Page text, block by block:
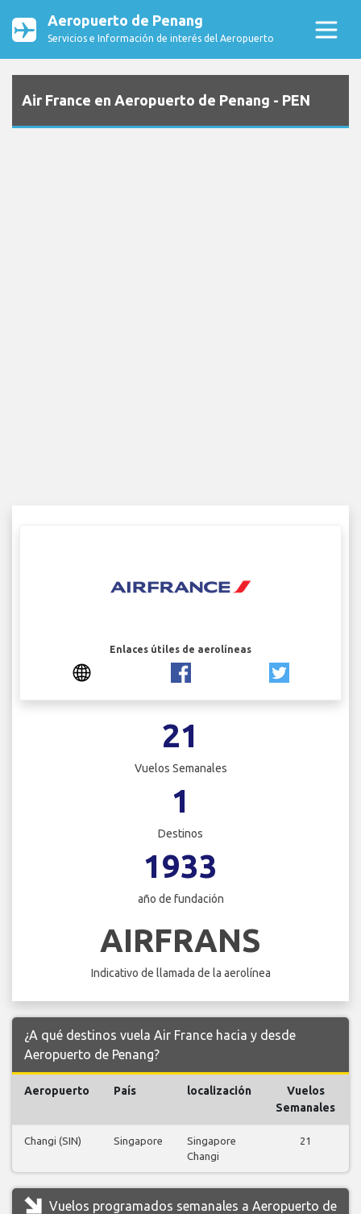
Aeropuerto de Penang
Servicios e Información de interés del Aeropuerto
Air France en Aeropuerto de Penang - PEN
Enlaces útiles de aerolíneas
21
Vuelos Semanales
1
Destinos
1933
año de fundación
AIRFRANS
Indicativo de llamada de la aerolínea
¿A qué destinos vuela Air France hacia y desde
Aeropuerto de Penang?
Aeropuerto País localización
Vuelos
Semanales
Changi (SIN) Singapore
Singapore
Changi
21
Vuelos programados semanales a Aeropuerto de